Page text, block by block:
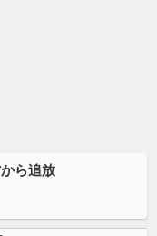
ら追放